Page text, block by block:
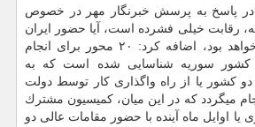
در پاسخ به پرسش خبرنگار مهر در خصوص
رقابت خیلی فشرده است، آیا حضور ایران
در این كشور هدفمند خواهد بود، اضافه كرد: ۲۰ محور برای انجام
در كشور سوریه شناسایی شده است كه به
كشور یا از راه واگذاری كار توسط دولت
میگردد كه در این میان، كمیسیون مشترك
یا اوایل ماه آینده با حضور مقامات عالی دو